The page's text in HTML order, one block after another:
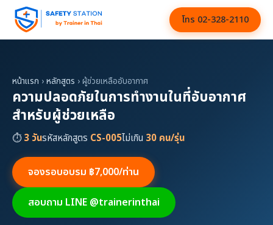
โทร 02-328-2110
หน้าแรก › หลักสูตร › ผู้ช่วยเหลืออับอากาศ
ความปลอดภัยในการทำงานในที่อับอากาศ
สำหรับผู้ช่วยเหลือ
⏱3 วันรหัสหลักสูตร CS-005ไม่เกิน 30 คน/รุ่น
จองรอบอบรม ฿7,000/ท่าน
สอบถาม LINE @trainerinthai